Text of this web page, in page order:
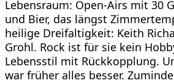
Lebensraum: Open-Airs mit 30
und Bier, das längst
heilige Dreifaltigkeit: Keith
Grohl. Rock ist für sie kein
Lebensstil mit Rückkopplung.
war früher alles besser.